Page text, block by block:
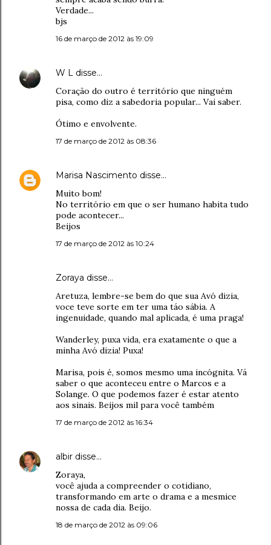
Verdade...
bjs
16 de março de 2012 às 19:09
W L disse…
Coração do outro é território que ninguém
pisa, como diz a sabedoria popular... Vai saber.
Ótimo e envolvente.
17 de março de 2012 às 08:36
Marisa Nascimento disse…
Muito bom!
No território em que o ser humano habita tudo
pode acontecer...
Beijos
17 de março de 2012 às 10:24
Zoraya disse…
Aretuza, lembre-se bem do que sua Avó dizia,
voce teve sorte em ter uma táo sábia. A
ingenuidade, quando mal aplicada, é uma praga!
Wanderley, puxa vida, era exatamente o que a
minha Avó dizia! Puxa!
Marisa, pois é, somos mesmo uma incógnita. Vá
saber o que aconteceu entre o Marcos e a
Solange. O que podemos fazer é estar atento
aos sinais. Beijos mil para você também
17 de março de 2012 às 16:34
albir disse…
Zoraya,
você ajuda a compreender o cotidiano,
transformando em arte o drama e a mesmice
nossa de cada dia. Beijo.
18 de março de 2012 às 09:06